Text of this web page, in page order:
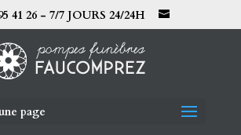
41 26 - 7/7 JOURS 24/24H
page